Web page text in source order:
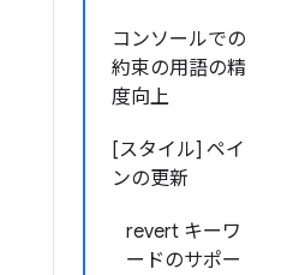
コンソールでの
約束の用語の精
度向上
[スタイル] ペイ
ンの更新
revert キーワ
ードのサポー